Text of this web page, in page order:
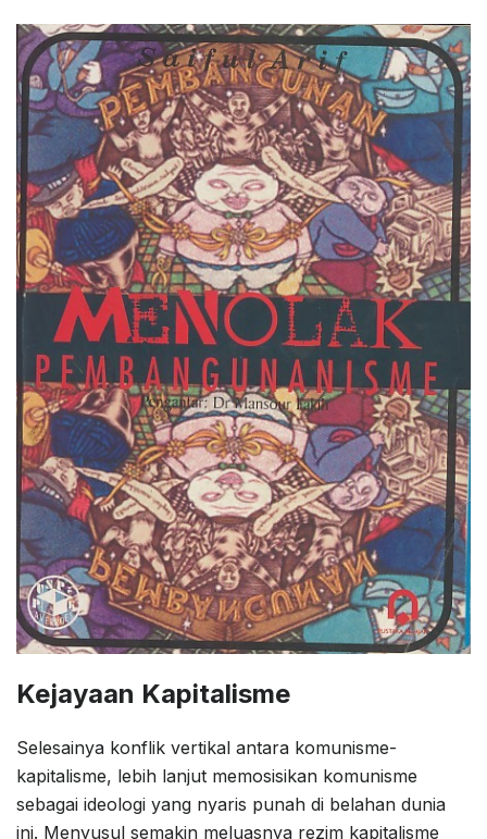
Kejayaan Kapitalisme
Selesainya konflik vertikal antara komunisme-
kapitalisme, lebih lanjut memosisikan komunisme
sebagai ideologi yang nyaris punah di belahan dunia
ini. Menyusul semakin meluasnya rezim kapitalisme